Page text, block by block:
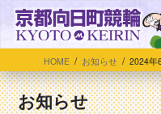
HOME お知らせ 2024年
お知らせ